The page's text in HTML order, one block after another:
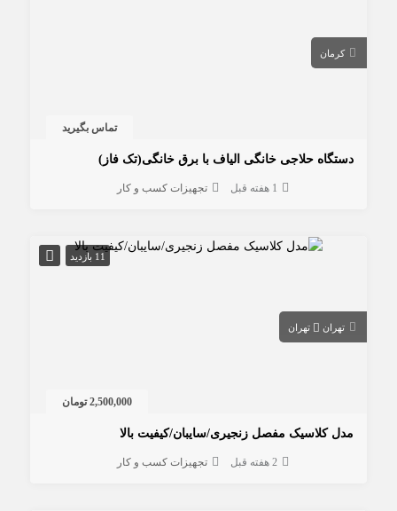
کرمان
تماس بگیرید
دستگاه حلاجی خانگی الیاف با برق خانگی(تک فاز)
1 هفته قبل تجهیزات کسب و کار
11 بازدید
تهران تهران
2,500,000 تومان
مدل کلاسیک مفصل زنجیری/سایبان/کیفیت بالا
2 هفته قبل تجهیزات کسب و کار